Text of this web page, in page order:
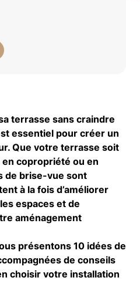
terrasse sans craindre
essentiel pour créer un
Que votre terrasse soit
copropriété ou en
de brise-vue sont
à la fois d’améliorer
espaces et de
aménagement
présentons 10 idées de
de conseils
choisir votre installation